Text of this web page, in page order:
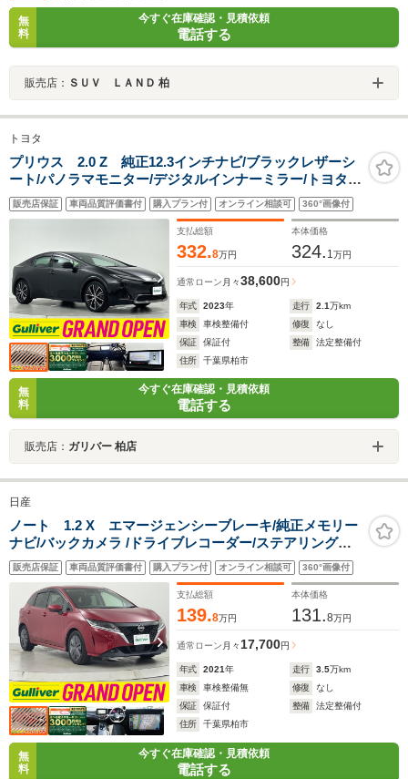
無
料
今すぐ在庫確認・見積依頼
電話する
販売店： ＳＵＶ ＬＡＮＤ 柏
トヨタ
プリウス 2.0 Z 純正12.3インチナビ/ブラックレザーシ
ート/パノラマモニター/デジタルインナーミラー/トヨタセ
ーフティーセン/ブラインドスポットモニター/ドライブレ
コーダー/電動リアゲート/ビルトインETC2.0/禁煙車
販売店保証 車両品質評価書付 購入プラン付 オンライン相談可 360°画像付
支払総額
332.8万円
本体価格
324. 1 万円
通常ローン 月々38,600円
年式 2023年 走行 2.1万km
車検
車検整備付 修復
なし
保証
保証付 整備
法定整備付
住所
千葉県柏市
無
料
今すぐ在庫確認・見積依頼
電話する
販売店： ガリバー 柏店
日産
ノート 1.2 X エマージェンシーブレーキ/純正メモリー
ナビ/バックカメラ /ドライブレコーダー/ステアリングス
イッチ/ETC/LEDヘッドライト/ウインカーミラ/コーナー
センサー/インテリジェントキー/電動パーキングブレーキ/
禁煙車
販売店保証 車両品質評価書付 購入プラン付 オンライン相談可 360°画像付
支払総額
139.8万円
本体価格
131.8万円
通常ローン 月々17,700円
年式 2021年 走行 3.5万km
車検
車検整備無 修復
なし
保証
保証付 整備
法定整備付
住所
千葉県柏市
無
料
今すぐ在庫確認・見積依頼
電話する